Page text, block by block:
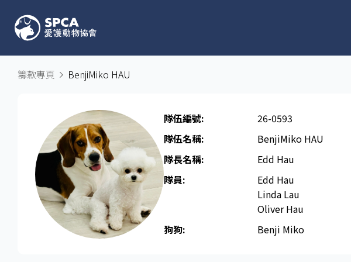
籌款專頁 BenjiMiko HAU
隊伍編號:
26-0593
隊伍名稱:
BenjiMiko HAU
隊長名稱​:
Edd Hau
隊員:
Edd Hau
Linda Lau
Oliver Hau
狗狗:
Benji Miko